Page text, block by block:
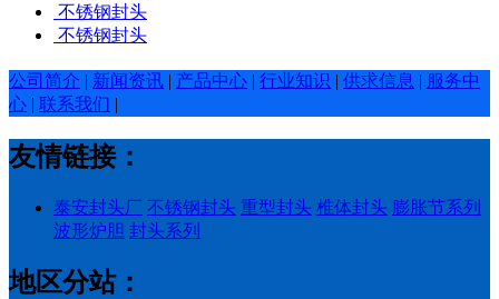
不锈钢封头
不锈钢封头
公司简介 | 新闻资讯 | 产品中心 | 行业知识 | 供求信息 | 服务中
心 | 联系我们 |
友情链接：
泰安封头厂 不锈钢封头 重型封头 椎体封头 膨胀节系列
波形炉胆 封头系列
地区分站：